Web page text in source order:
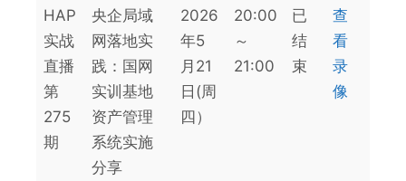
HAP
实战
直播
第
275
期
央企局域
网落地实
践：国网
实训基地
资产管理
系统实施
分享
2026
年5
月21
日(周
四）
20:00
～
21:00
已
结
束
查
看
录
像